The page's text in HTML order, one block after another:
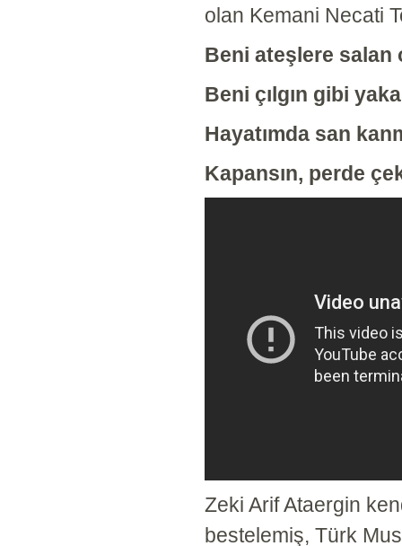
olan Kemani Necati
Beni ateşlere salan
Beni çılgın gibi
Hayatımda san
Kapansın, perde
Zeki Arif Ataergin
bestelemiş, Türk